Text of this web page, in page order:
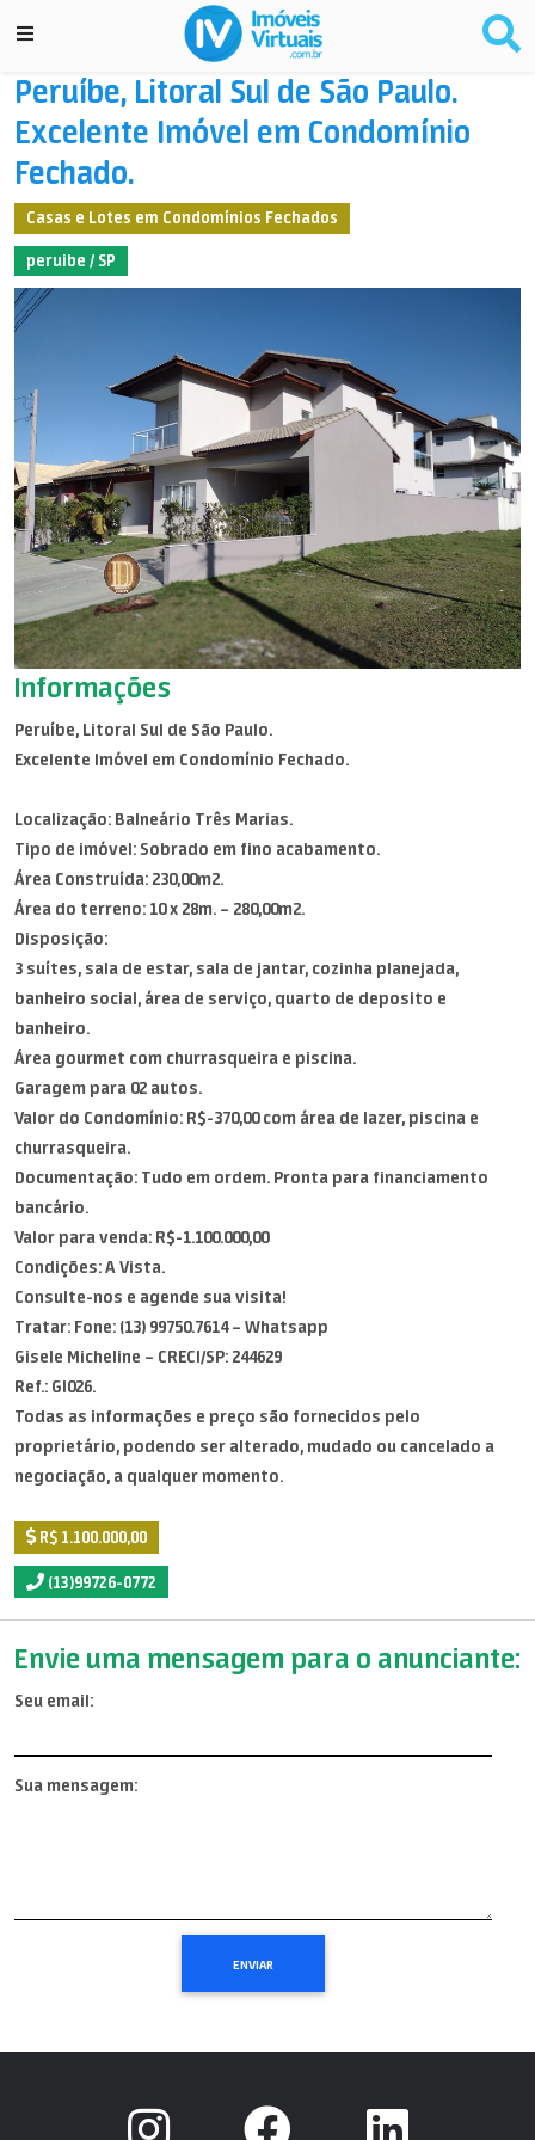
Peruíbe, Litoral Sul de São Paulo.
Excelente Imóvel em Condomínio
Fechado.
Casas e Lotes em Condomínios Fechados
peruibe / SP
Informações
Peruíbe, Litoral Sul de São Paulo.
Excelente Imóvel em Condomínio Fechado.
Localização: Balneário Três Marias.
Tipo de imóvel: Sobrado em fino acabamento.
Área Construída: 230,00m2.
Área do terreno: 10 x 28m. – 280,00m2.
Disposição:
3 suítes, sala de estar, sala de jantar, cozinha planejada,
banheiro social, área de serviço, quarto de deposito e
banheiro.
Área gourmet com churrasqueira e piscina.
Garagem para 02 autos.
Valor do Condomínio: R$-370,00 com área de lazer, piscina e
churrasqueira.
Documentação: Tudo em ordem. Pronta para financiamento
bancário.
Valor para venda: R$-1.100.000,00
Condições: A Vista.
Consulte-nos e agende sua visita!
Tratar: Fone: (13) 99750.7614 – Whatsapp
Gisele Micheline – CRECI/SP: 244629
Ref.: GI026.
Todas as informações e preço são fornecidos pelo
proprietário, podendo ser alterado, mudado ou cancelado a
negociação, a qualquer momento.
R$ 1.100.000,00
(13)99726-0772
Envie uma mensagem para o anunciante:
Seu email:
Sua mensagem: